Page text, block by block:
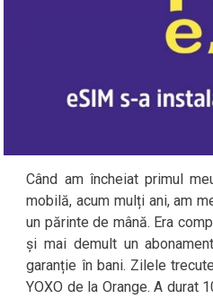
Când am încheiat primul
mobilă, acum mulți ani, am
un părinte de mână. Era
și mai demult un
garanție în bani. Zilele
YOXO de la Orange. A durat